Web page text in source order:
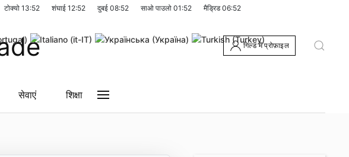
टोक्यो 13:52 शंघाई 12:52 दुबई 08:52 साओ पाउलो 01:52 मैड्रिड06:52
गिल्ड में प्रोफ़ाइल
सेवाएं शिक्षा